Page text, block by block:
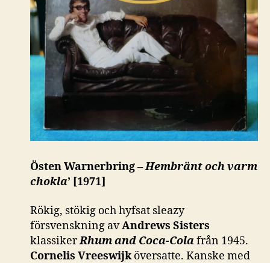
Östen Warnerbring –Hembränt och varm
chokla’ [1971]
Rökig, stökig och hyfsat sleazy
försvenskning avAndrews Sisters
klassikerRhum and Coca-Cola från 1945.
Cornelis Vreeswijköversatte. Kanske med